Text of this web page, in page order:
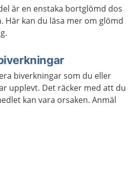
är en enstaka bortglömd dos
Här kan du läsa mer om glömd
biverkningar som du eller
upplevt. Det räcker med att du
kan vara orsaken. Anmäl